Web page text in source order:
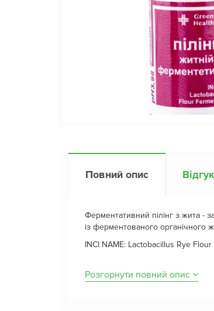
Повний опис
Ферментативний пілінг з жита -
із ферментованого органічного
INCI NAME: Lactobacillus Rye
Розгорнути повний опис